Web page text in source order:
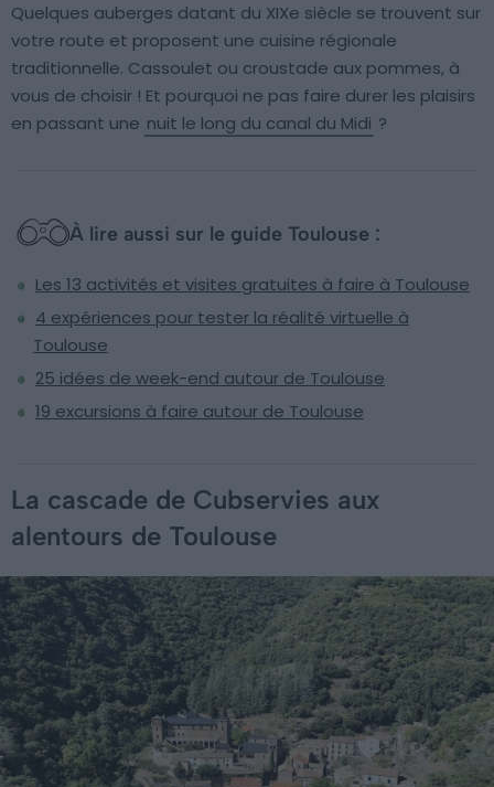
Quelques auberges datant du XIXe siècle se trouvent sur
votre route et proposent une cuisine régionale
traditionnelle. Cassoulet ou croustade aux pommes, à
vous de choisir ! Et pourquoi ne pas faire durer les plaisirs
en passant une nuit le long du canal du Midi ?
À lire aussi sur le guide Toulouse :
Les 13 activités et visites gratuites à faire à Toulouse
4 expériences pour tester la réalité virtuelle à
Toulouse
25 idées de week-end autour de Toulouse
19 excursions à faire autour de Toulouse
La cascade de Cubservies aux
alentours de Toulouse